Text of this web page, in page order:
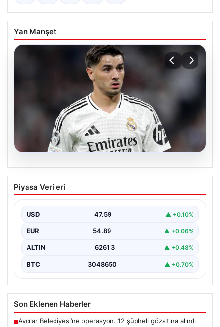
Yan Manşet
05.08.2026
Beşiktaş’ın sağ kanat arayışında
İspanya rotası: Real Madrid’den sürpriz
Muhammed Salah için sürdürülen görüşmelerin son
alternatif çözümlere hız…
Piyasa Verileri
USD 47.59 ▲ +0.10%
EUR 54.89 ▲ +0.06%
ALTIN 6261.3 ▲ +0.48%
BTC 3048650 ▲ +0.70%
Son Eklenen Haberler
■Avcılar Belediyesi’ne operasyon. 12 şüpheli gözaltına alındı